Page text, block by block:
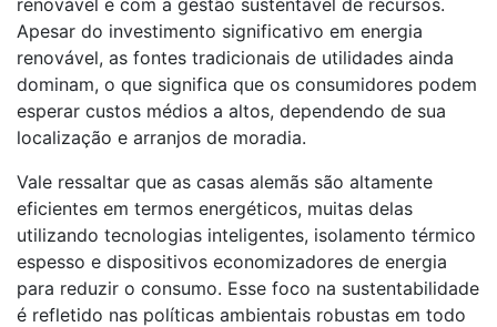
renovável e com a gestão sustentável de recursos.
Apesar do investimento significativo em energia
renovável, as fontes tradicionais de utilidades ainda
dominam, o que significa que os consumidores podem
esperar custos médios a altos, dependendo de sua
localização e arranjos de moradia.
Vale ressaltar que as casas alemãs são altamente
eficientes em termos energéticos, muitas delas
utilizando tecnologias inteligentes, isolamento térmico
espesso e dispositivos economizadores de energia
para reduzir o consumo. Esse foco na sustentabilidade
é refletido nas políticas ambientais robustas em todo